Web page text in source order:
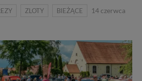
ZLOTY BIEŻĄCE
14 czerwca